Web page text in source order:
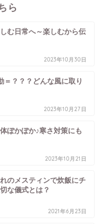
ら
む日常へ～楽しむから伝
2023年10月30日
＝？？？どんな風に取り
2023年10月27日
ぽかぽか♪寒さ対策にも
2023年10月21日
のメスティンで炊飯にチ
な儀式とは？
2021年6月23日